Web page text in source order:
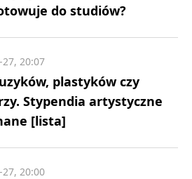
do studiów?
plastyków czy
Stypendia artystyczne
[lista]
20:07
20:00